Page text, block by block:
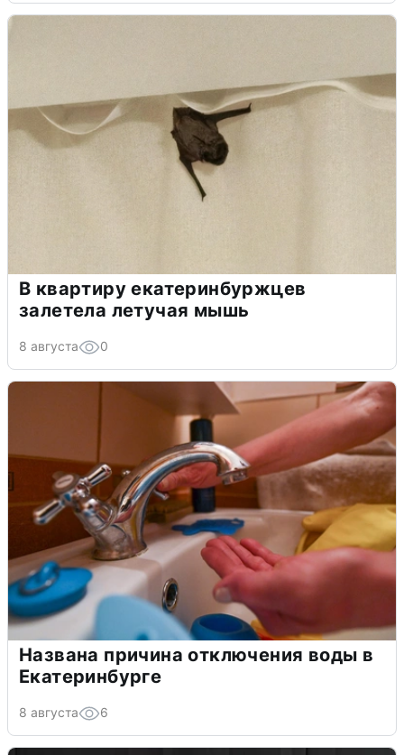
В квартиру екатеринбуржцев
залетела летучая мышь
8 августа 0
Названа причина отключения воды в
Екатеринбурге
8 августа 6